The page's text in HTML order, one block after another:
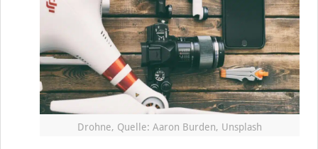
Drohne, Quelle: Aaron Burden, Unsplash